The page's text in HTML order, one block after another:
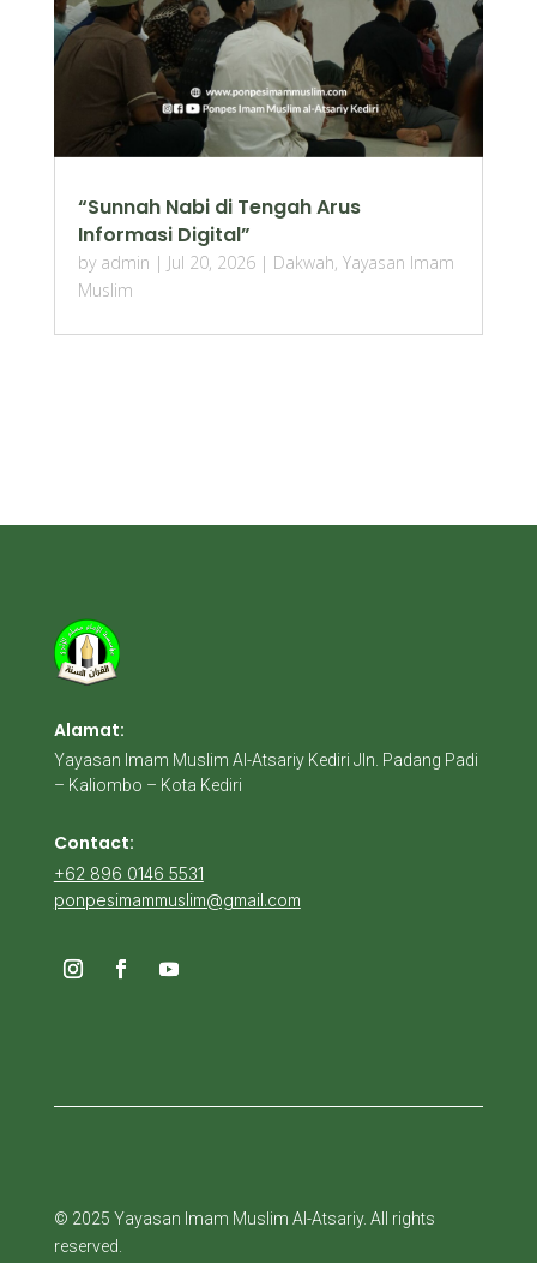
“Sunnah Nabi di Tengah Arus
Informasi Digital”
by admin | Jul 20, 2026| Dakwah, Yayasan Imam
Muslim
Alamat:
Yayasan Imam Muslim Al-Atsariy Kediri Jln. Padang Padi
– Kaliombo – Kota Kediri
Contact:
+62 896 0146 5531
ponpesimammuslim@gmail.com
© 2025 Yayasan Imam Muslim Al-Atsariy. All rights
reserved.